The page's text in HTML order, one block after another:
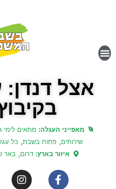
אצל
מאפייני העגלה: מתאים לימי
שירותים, פתוח בשבת, כל
איזור בארץ:דרום, באר